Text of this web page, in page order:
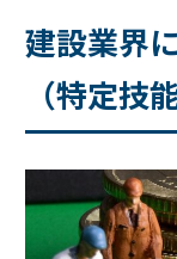
建設業界
（特定技能